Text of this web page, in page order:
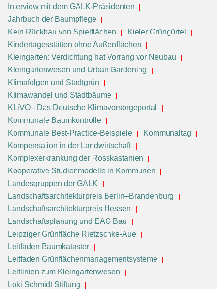
Interview mit dem GALK-Präsidenten
Jahrbuch der Baumpflege
Kein Rückbau von Spielflächen
Kieler Grüngürtel
Kindertagesstätten ohne Außenflächen
Kleingarten: Verdichtung hat Vorrang vor Neubau
Kleingartenwesen und Urban Gardening
Klimafolgen und Stadtgrün
Klimawandel und Stadtbäume
KLiVO - Das Deutsche Klimavorsorgeportal
Kommunale Baumkontrolle
Kommunale Best-Practice-Beispiele
Kommunaltag
Kompensation in der Landwirtschaft
Komplexerkrankung der Rosskastanien
Kooperative Studienmodelle in Kommunen
Landesgruppen der GALK
Landschaftsarchitekturpreis Berlin–Brandenburg
Landschaftsarchitekturpreis Hessen
Landschaftsplanung und EAG Bau
Leipziger Grünfläche Rietzschke-Aue
Leitfaden Baumkataster
Leitfaden Grünflächenmanagementsysteme
Leitlinien zum Kleingartenwesen
Loki Schmidt Stiftung